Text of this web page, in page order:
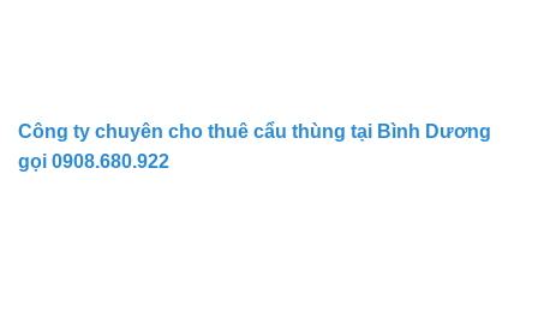
Công ty chuyên cho thuê cẩu thùng tại Bình Dương
gọi 0908.680.922